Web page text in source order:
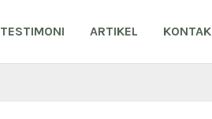
TESTIMONI ARTIKEL KONTAK